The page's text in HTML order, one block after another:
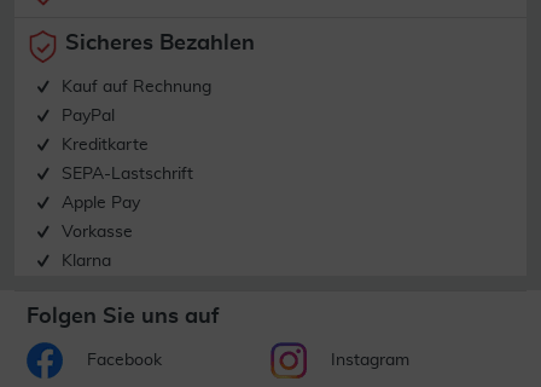
Sicheres Bezahlen
Kauf auf Rechnung
PayPal
Kreditkarte
SEPA-Lastschrift
Apple Pay
Vorkasse
Klarna
Folgen Sie uns auf
Facebook Instagram